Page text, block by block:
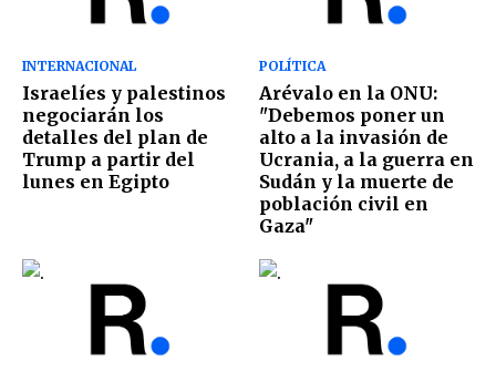
INTERNACIONAL
Israelíes y palestinos
negociarán los
detalles del plan de
Trump a partir del
lunes en Egipto
POLÍTICA
Arévalo en la ONU:
"Debemos poner un
alto a la invasión de
Ucrania, a la guerra en
Sudán y la muerte de
población civil en
Gaza"